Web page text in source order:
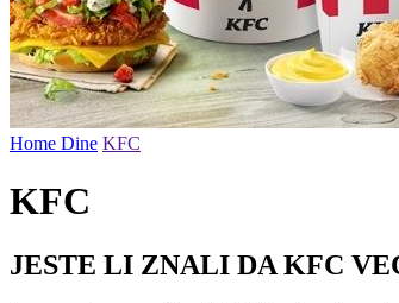
Home Dine KFC
KFC
JESTE LI ZNALI DA KFC